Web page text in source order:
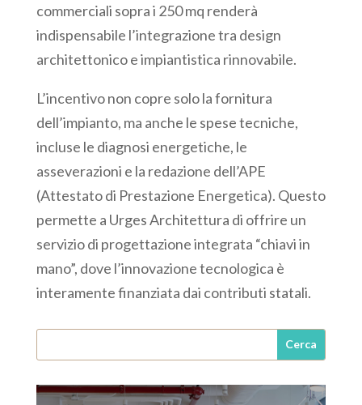
commerciali sopra i 250 mq renderà
indispensabile l’integrazione tra design
architettonico e impiantistica rinnovabile.
L’incentivo non copre solo la fornitura
dell’impianto, ma anche le spese tecniche,
incluse le diagnosi energetiche, le
asseverazioni e la redazione dell’APE
(Attestato di Prestazione Energetica). Questo
permette a Urges Architettura di offrire un
servizio di progettazione integrata “chiavi in
mano”, dove l’innovazione tecnologica è
interamente finanziata dai contributi statali.